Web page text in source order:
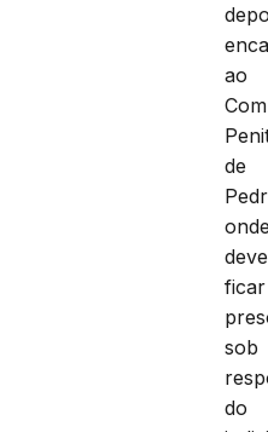
ao
de
deve
ficar
sob
do